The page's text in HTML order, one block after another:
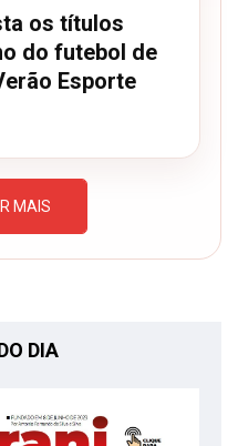
os títulos
do futebol de
Esporte
MAIS
DIA